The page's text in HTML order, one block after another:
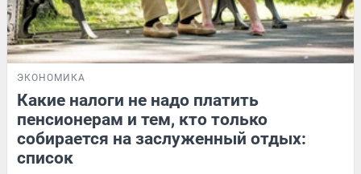
ЭКОНОМИКА
Какие налоги не надо платить
пенсионерам и тем, кто только
собирается на заслуженный отдых:
список